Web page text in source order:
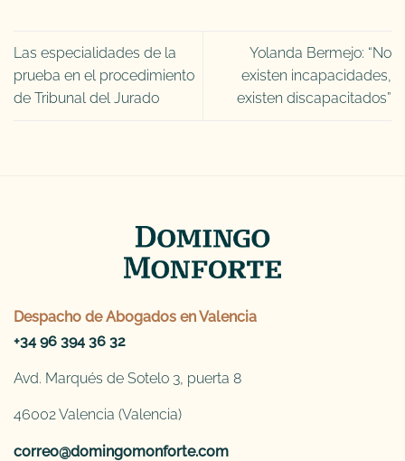
Las especialidades de la
prueba en el procedimiento
de Tribunal del Jurado
Yolanda Bermejo: “No
existen incapacidades,
existen discapacitados”
Despacho de Abogados en Valencia
+34 96 394 36 32
Avd. Marqués de Sotelo 3, puerta 8
46002 Valencia (Valencia)
correo@domingomonforte.com